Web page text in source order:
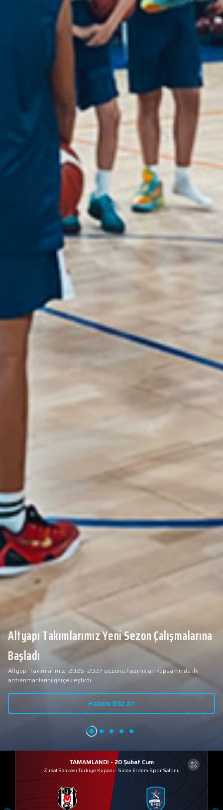
Altyapı Takımlarımız Yeni Sezon Çalışmalarına
Başladı
Altyapı Takımlarımız, 2026–2027 sezonu hazırlıkları kapsamında ilk
antrenmanlarını gerçekleştirdi.
Habere Göz At
TAMAMLANDI - 20 Şubat Cum
Ziraat Bankası Türkiye Kupası - Sinan Erdem Spor Salonu